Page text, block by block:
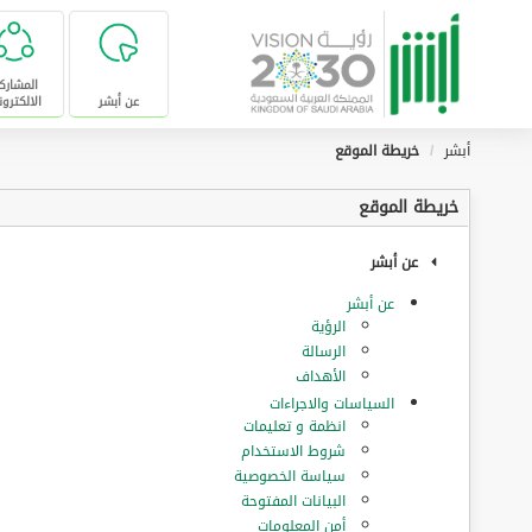
تخطى للإنتقال إلى المحتوى الرئيسي
عن أبشر
أبشر
خريطة الموقع
خريطة الموقع
عن أبشر
عن أبشر
الرؤية
الرسالة
الأهداف
السياسات والاجراءات
انظمة و تعليمات
شروط الاستخدام
سياسة الخصوصية
البيانات المفتوحة
أمن المعلومات